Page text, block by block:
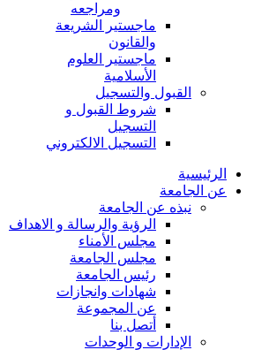
ومراجعه
ماجستير الشريعة
والقانون
ماجستير العلوم
الأسلامية
القبول والتسجيل
شروط القبول و
التسجيل
التسجيل الالكتروني
الرئيسية
عن الجامعة
نبذه عن الجامعة
الرؤية والرسالة و الاهداف
مجلس الأمناء
مجلس الجامعة
رئيس الجامعة
شهادات وانجازات
عن المجموعة
أتصل بنا
الإدارات و الوحدات